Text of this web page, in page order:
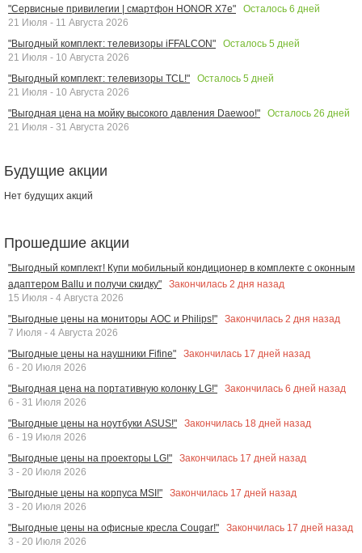
"Сервисные привилегии | смартфон HONOR X7e"
Осталось 6 дней
21 Июля - 11 Августа 2026
"Выгодный комплект: телевизоры iFFALCON"
Осталось 5 дней
21 Июля - 10 Августа 2026
"Выгодный комплект: телевизоры TCL!"
Осталось 5 дней
21 Июля - 10 Августа 2026
"Выгодная цена на мойку высокого давления Daewoo!"
Осталось 26 дней
21 Июля - 31 Августа 2026
Будущие акции
Нет будущих акций
Прошедшие акции
"Выгодный комплект! Купи мобильный кондиционер в комплекте с оконным
адаптером Ballu и получи скидку"
Закончилась 2 дня назад
15 Июля - 4 Августа 2026
"Выгодные цены на мониторы AOC и Philips!"
Закончилась 2 дня назад
7 Июля - 4 Августа 2026
"Выгодные цены на наушники Fifine"
Закончилась 17 дней назад
6 - 20 Июля 2026
"Выгодная цена на портативную колонку LG!"
Закончилась 6 дней назад
6 - 31 Июля 2026
"Выгодные цены на ноутбуки ASUS!"
Закончилась 18 дней назад
6 - 19 Июля 2026
"Выгодные цены на проекторы LG!"
Закончилась 17 дней назад
3 - 20 Июля 2026
"Выгодные цены на корпуса MSI!"
Закончилась 17 дней назад
3 - 20 Июля 2026
"Выгодные цены на офисные кресла Cougar!"
Закончилась 17 дней назад
3 - 20 Июля 2026